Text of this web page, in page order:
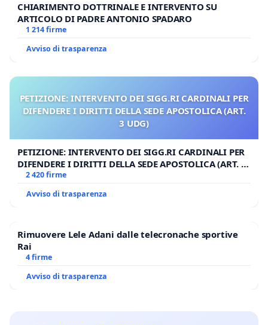
CHIARIMENTO DOTTRINALE E INTERVENTO SU
ARTICOLO DI PADRE ANTONIO SPADARO
1 214 firme
Avviso di trasparenza
PETIZIONE: INTERVENTO DEI SIGG.RI CARDINALI PER
DIFENDERE I DIRITTI DELLA SEDE APOSTOLICA (ART.
3 UDG)
PETIZIONE: INTERVENTO DEI SIGG.RI CARDINALI PER
DIFENDERE I DIRITTI DELLA SEDE APOSTOLICA (ART. 3
UDG)
2 420 firme
Avviso di trasparenza
Rimuovere Lele Adani dalle telecronache sportive
Rai
4 firme
Avviso di trasparenza